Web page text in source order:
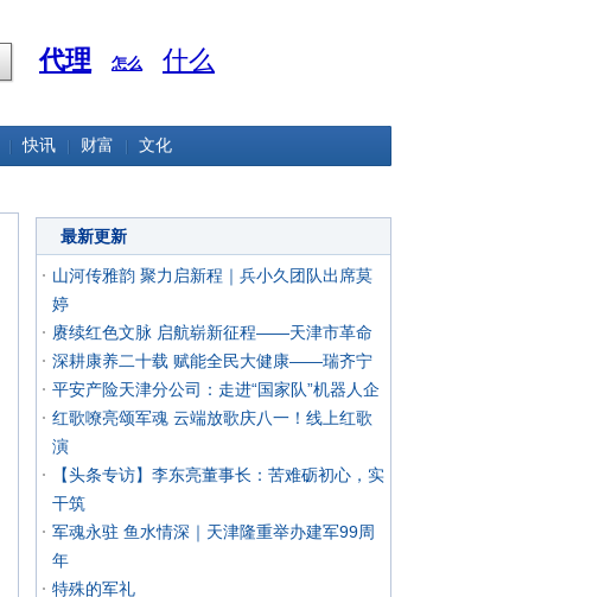
代理 怎么 什么
快讯 财富 文化
最新更新
山河传雅韵 聚力启新程｜兵小久团队出席莫
婷
赓续红色文脉 启航崭新征程——天津市革命
深耕康养二十载 赋能全民大健康——瑞齐宁
平安产险天津分公司：走进“国家队”机器人企
红歌嘹亮颂军魂 云端放歌庆八一！线上红歌
演
【头条专访】李东亮董事长：苦难砺初心，实
干筑
军魂永驻 鱼水情深｜天津隆重举办建军99周
年
特殊的军礼